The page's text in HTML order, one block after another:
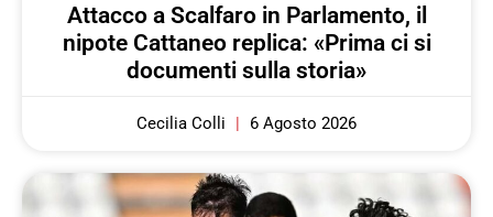
Attacco a Scalfaro in Parlamento, il
nipote Cattaneo replica: «Prima ci si
documenti sulla storia»
Cecilia Colli 6 Agosto 2026